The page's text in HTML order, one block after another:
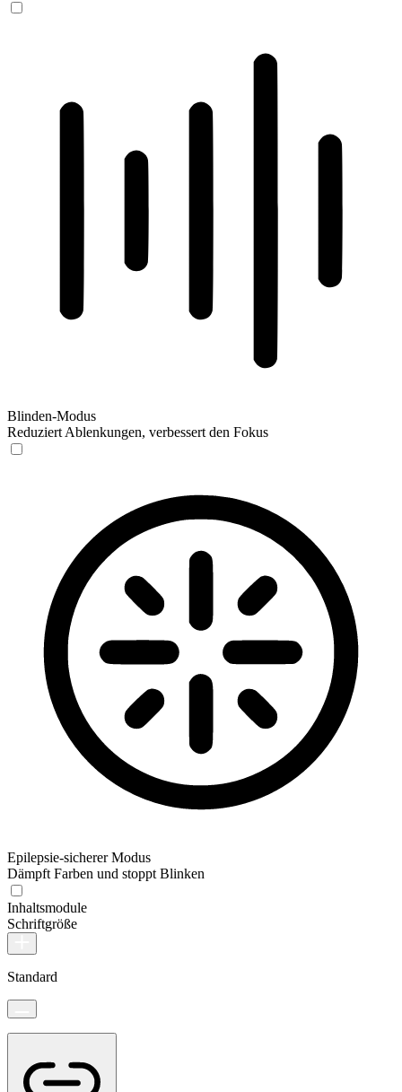
Blinden-Modus
Reduziert Ablenkungen, verbessert den Fokus
Epilepsie-sicherer Modus
Dämpft Farben und stoppt Blinken
Inhaltsmodule
Schriftgröße
Standard